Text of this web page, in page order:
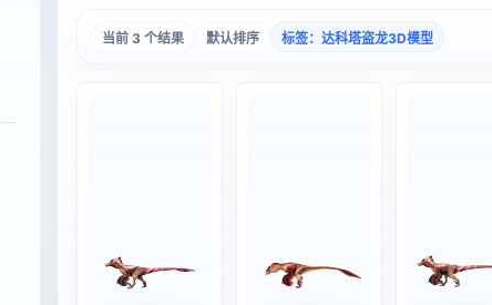
当前 3 个结果 默认排序 标签：达科塔盗龙3D模型